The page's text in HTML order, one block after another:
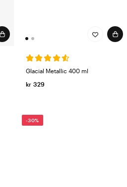
Glacial Metallic 400 ml
kr 329
-30%